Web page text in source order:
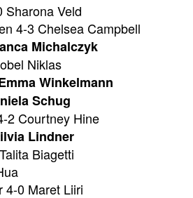
Sharona Veld
4-3 Chelsea Campbell
Michalczyk
Niklas
Winkelmann
Schug
2 Courtney Hine
Lindner
Biagetti
4-0 Maret Liiri